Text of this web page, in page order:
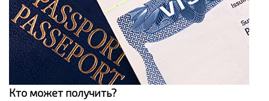
Кто может получить?